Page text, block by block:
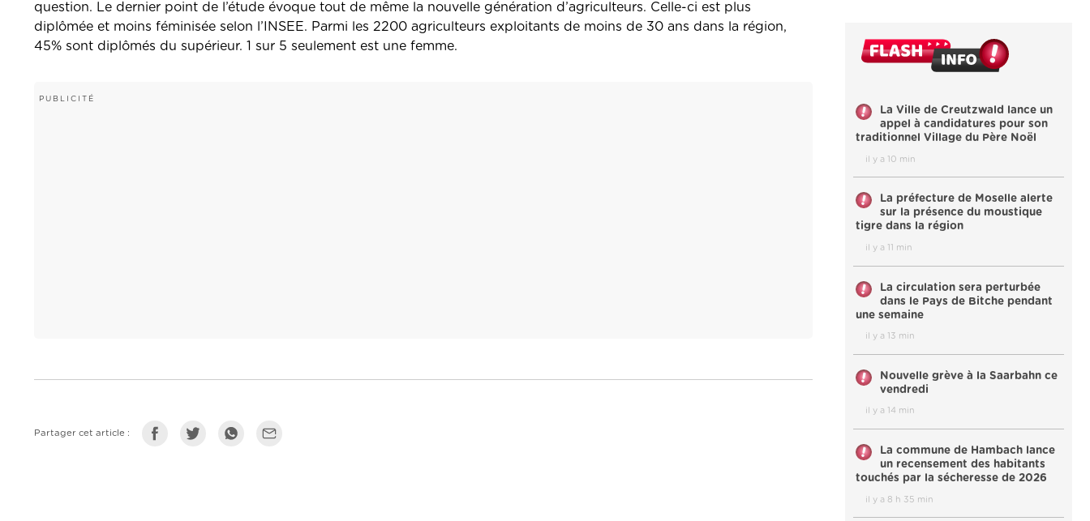
question. Le dernier point de l’étude évoque tout de même la nouvelle génération d’agriculteurs. Celle-ci est plus
diplômée et moins féminisée selon l’INSEE. Parmi les 2200 agriculteurs exploitants de moins de 30 ans dans la région,
45% sont diplômés du supérieur. 1 sur 5 seulement est une femme.
Partager cet article :
La Ville de Creutzwald lance un
appel à candidatures pour son
traditionnel Village du Père Noël
il y a 10 min
La préfecture de Moselle alerte
sur la présence du moustique
tigre dans la région
il y a 11 min
La circulation sera perturbée
dans le Pays de Bitche pendant
une semaine
il y a 13 min
Nouvelle grève à la Saarbahn ce
vendredi
il y a 14 min
La commune de Hambach lance
un recensement des habitants
touchés par la sécheresse de 2026
il y a 8 h 35 min